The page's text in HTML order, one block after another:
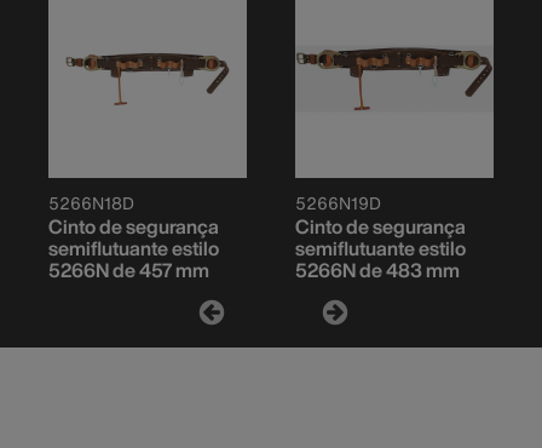
5266N18D
Cinto de segurança
semiflutuante estilo
5266N de 457 mm
5266N19D
Cinto de segurança
semiflutuante estilo
5266N de 483 mm